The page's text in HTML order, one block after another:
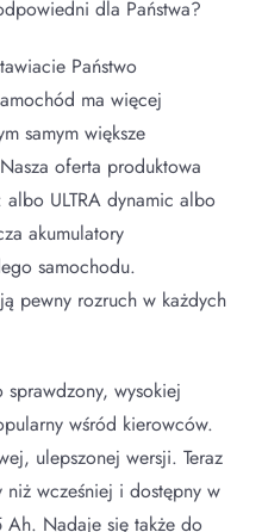
dla Państwa?
Państwo
ma więcej
samym większe
oferta produktowa
ULTRA dynamic albo
akumulatory
samochodu.
pewny rozruch w każdych
wysokiej
wśród kierowców.
ulepszonej wersji. Teraz
niż wcześniej i dostępny w
Ah. Nadaje się także do